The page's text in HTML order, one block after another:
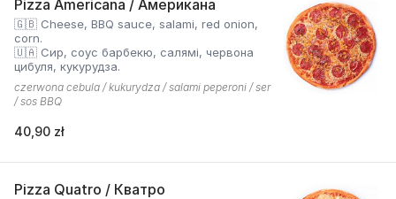
Pizza Americana / Американа
🇬🇧 Cheese, BBQ sauce, salami, red onion,
corn.
🇺🇦 Сир, соус барбекю, салямі, червона
цибуля, кукурудза.
czerwona cebula / kukurydza / salami peperoni / ser
/ sos BBQ
40,90 zł
Pizza Quatro / Кватро